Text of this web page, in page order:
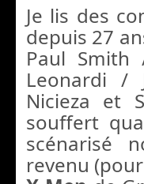
Je lis des
depuis 27
Paul
Leonardi /
Nicieza et
souffert
scénarisé
revenu